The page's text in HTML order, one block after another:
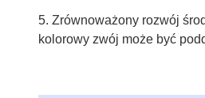
5. Zrównoważony rozwój
kolorowy zwój może być